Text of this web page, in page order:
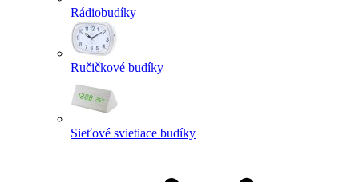
Rádiobudíky
Ručičkové budíky
Sieťové svietiace budíky